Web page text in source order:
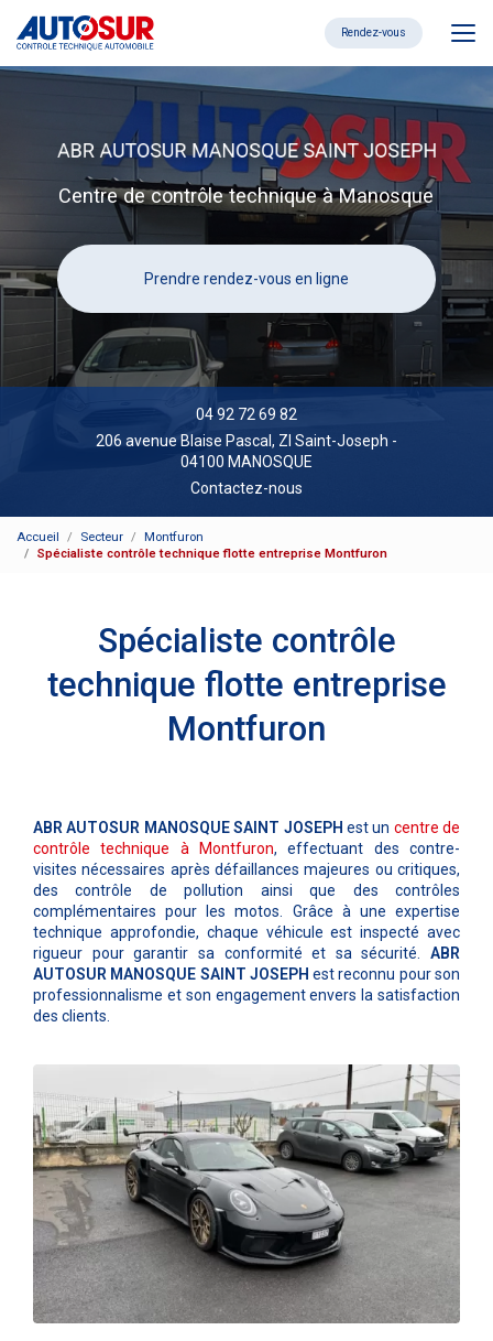
contenu
principal
Rendez-vous
Centre de contrôle technique à Manosque
Prendre rendez-vous en ligne
04 92 72 69 82
206 avenue Blaise Pascal, ZI Saint-Joseph -
04100 MANOSQUE
Contactez-nous
Accueil Secteur
Montfuron
Spécialiste contrôle technique flotte entreprise Montfuron
Spécialiste contrôle
technique flotte entreprise
Montfuron
ABR AUTOSUR MANOSQUE SAINT JOSEPH est un centre de
contrôle technique à Montfuron, effectuant des contre-
visites nécessaires après défaillances majeures ou critiques,
des contrôle de pollution ainsi que des contrôles
complémentaires pour les motos. Grâce à une expertise
technique approfondie, chaque véhicule est inspecté avec
rigueur pour garantir sa conformité et sa sécurité. ABR
AUTOSUR MANOSQUE SAINT JOSEPH est reconnu pour son
professionnalisme et son engagement envers la satisfaction
des clients.